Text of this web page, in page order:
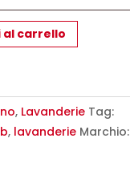
al carrello
, Lavanderie Tag:
, lavanderie Marchio: